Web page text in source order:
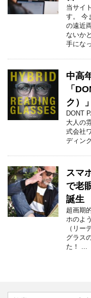
当サイ
す。 今
の遠近
ないか
手にな
中高
「
ク）
DONT
大人の
式会社
ディン
スマ
で老
誕生
超画期
ホのよ
（リー
グラス
た！ ...